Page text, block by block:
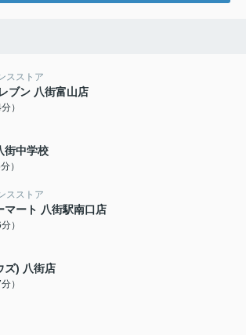
スストア
ブン 八街富山店
）
街中学校
）
スストア
マート 八街駅南口店
）
ズ) 八街店
）